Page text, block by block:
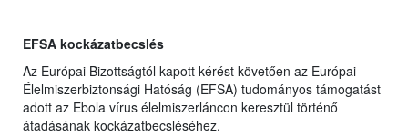
EFSA kockázatbecslés
Az Európai Bizottságtól kapott kérést követően az Európai
Élelmiszerbiztonsági Hatóság (EFSA) tudományos támogatást
adott az Ebola vírus élelmiszerláncon keresztül történő
átadásának kockázatbecsléséhez.